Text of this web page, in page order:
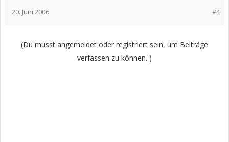
#4
20. Juni 2006
(Du musst angemeldet oder registriert sein, um Beiträge
verfassen zu können. )